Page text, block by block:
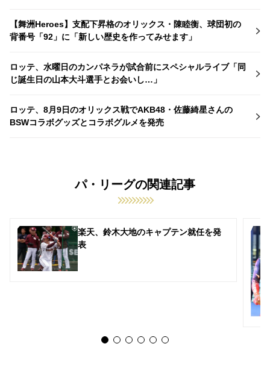
【舞洲Heroes】支配下昇格のオリックス・陳睦衡、球団初の
背番号「92」に「新しい歴史を作ってみせます」
ロッテ、水曜日のカンパネラが試合前にスペシャルライブ「同
じ誕生日の山本大斗選手とお会いし…」
ロッテ、8月9日のオリックス戦でAKB48・佐藤綺星さんの
BSWコラボグッズとコラボグルメを発売
パ・リーグの関連記事
楽天、鈴木大地のキャプテン就任を発
表